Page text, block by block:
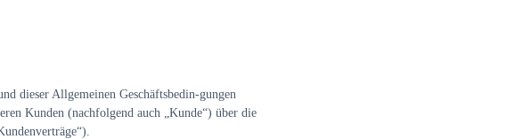
dieser Allgemeinen Geschäftsbedin-gungen
Kunden (nachfolgend auch „Kunde“) über die